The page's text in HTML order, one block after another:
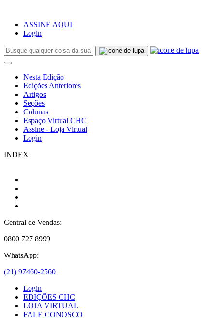
ASSINE AQUI
Login
Nesta Edição
Edições Anteriores
Artigos
Seções
Colunas
Espaço Virtual CHC
Assine - Loja Virtual
Login
INDEX
Central de Vendas:
0800 727 8999
WhatsApp:
(21) 97460-2560
Login
EDIÇÕES CHC
LOJA VIRTUAL
FALE CONOSCO